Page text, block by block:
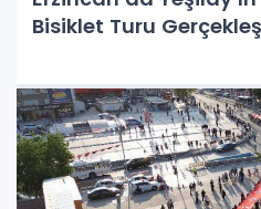
Bisiklet Turu